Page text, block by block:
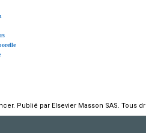
Publié par Elsevier Masson SAS. Tous